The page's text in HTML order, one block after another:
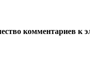
комментариев к